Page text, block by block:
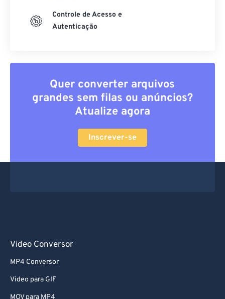
Controle de Acesso e
Autenticação
Quer converter arquivos
grandes sem filas ou anúncios?
Atualize agora
Inscrever-se
Video Conversor
MP4 Conversor
Video para GIF
MOV para MP4